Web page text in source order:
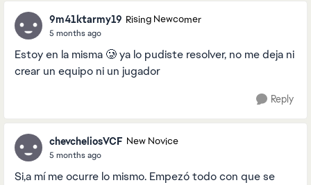
9m41ktarmy19 Rising Newcomer
5 months ago
Estoy en la misma 🥲 ya lo pudiste resolver, no me deja ni
crear un equipo ni un jugador
Reply
chevcheliosVCF New Novice
5 months ago
Si,a mí me ocurre lo mismo. Empezó todo con que se